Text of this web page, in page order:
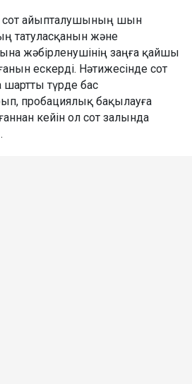
сот айыпталушының шын
татуласқанын және
жәбірленушінің заңға қайшы
ескерді. Нәтижесінде сот
түрде бас
пробациялық бақылауға
кейін ол сот залында